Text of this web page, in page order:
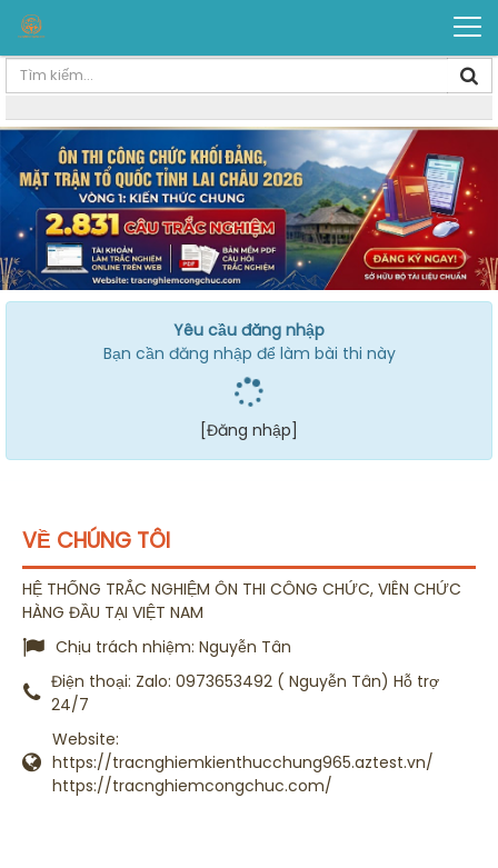
Yêu cầu đăng nhập
Bạn cần đăng nhập để làm bài thi này
[Đăng nhập]
VỀ CHÚNG TÔI
HỆ THỐNG TRẮC NGHIỆM ÔN THI CÔNG CHỨC, VIÊN CHỨC
HÀNG ĐẦU TẠI VIỆT NAM
Chịu trách nhiệm: Nguyễn Tân
Điện thoại: Zalo: 0973653492 ( Nguyễn Tân) Hỗ trợ
24/7
Website:
https://tracnghiemkienthucchung965.aztest.vn/
https://tracnghiemcongchuc.com/